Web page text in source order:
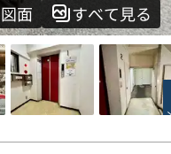
図面 すべて見る